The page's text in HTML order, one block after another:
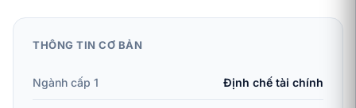
THÔNG TIN CƠ BẢN
Ngành cấp 1 Định chế tài chính